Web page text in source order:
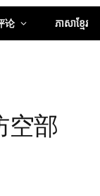
论 ភាសាខ្មែរ
空部